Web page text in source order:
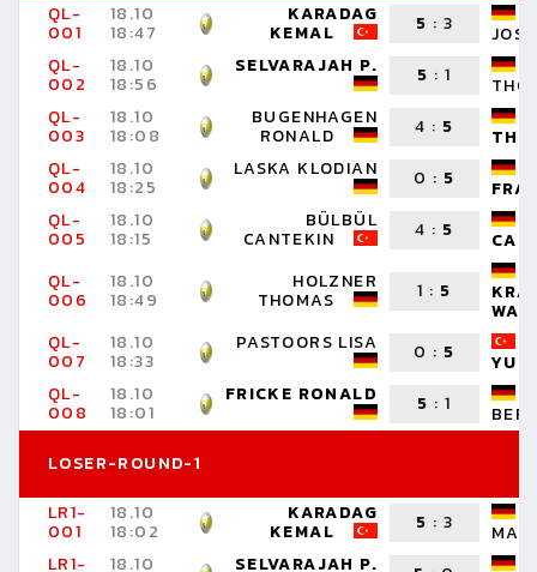
QL-
001
18.10
18:47
KARADAG
KEMAL 5 : 3
QL-
002
18.10
18:56
SELVARAJAH P. 5 :1
QL-
003
18.10
18:08
BUGENHAGEN
RONALD 4 : 5
QL-
004
18.10
18:25
LASKA KLODIAN 0 : 5
QL-
005
18.10
18:15
BÜLBÜL
CANTEKIN 4 : 5
QL-
006
18.10
18:49
HOLZNER
THOMAS 1 : 5
QL-
007
18.10
18:33
PASTOORS LISA 0 : 5
QL-
008
18.10
18:01
FRICKE RONALD 5 :1
LOSER-ROUND-1
LR1-
001
18.10
18:02
KARADAG
KEMAL 5 : 3
LR1-
18.10 SELVARAJAH P.